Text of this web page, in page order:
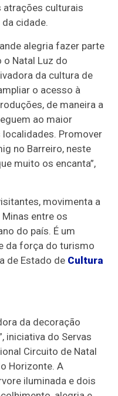
atrações culturais
cidade.
alegria fazer parte
Natal Luz do
da cultura de
o acesso à
de maneira a
ao maior
Promover
no Barreiro, neste
muito os encanta”,
movimenta a
entre os
do país. É um
da força do turismo
de Estado de Cultura
da decoração
iniciativa do Servas
Circuito de Natal
Horizonte. A
iluminada e dois